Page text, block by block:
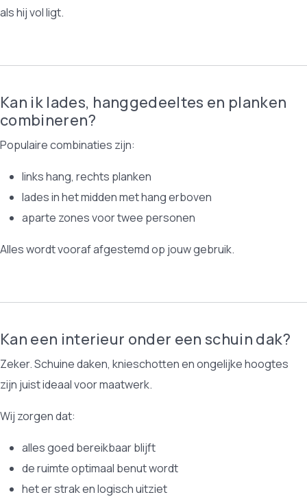
als hij vol ligt.
Kan ik lades, hanggedeeltes en planken
combineren?
Populaire combinaties zijn:
links hang, rechts planken
lades in het midden met hang erboven
aparte zones voor twee personen
Alles wordt vooraf afgestemd op jouw gebruik.
Kan een interieur onder een schuin dak?
Zeker. Schuine daken, knieschotten en ongelijke hoogtes
zijn juist ideaal voor maatwerk.
Wij zorgen dat:
alles goed bereikbaar blijft
de ruimte optimaal benut wordt
het er strak en logisch uitziet